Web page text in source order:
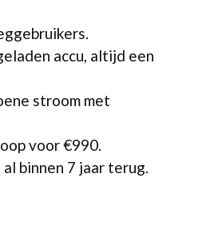
accu, altijd een
stroom met
voor €990.
binnen 7 jaar terug.